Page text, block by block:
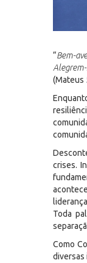
“Bem-
(Mateus
crises.
Toda
Como
diversas